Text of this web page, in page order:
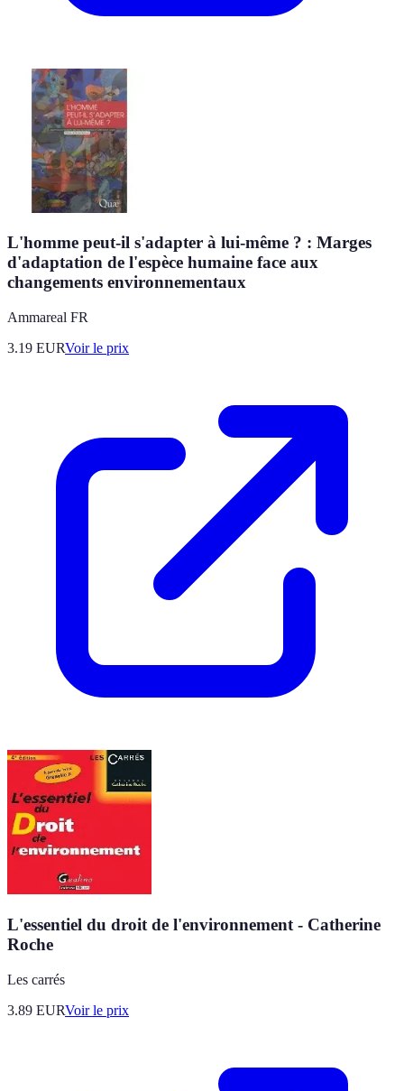
L'homme peut-il s'adapter à lui-même ? : Marges
d'adaptation de l'espèce humaine face aux
changements environnementaux
Ammareal FR
3.19 EURVoir le prix
L'essentiel du droit de l'environnement - Catherine
Roche
Les carrés
3.89 EURVoir le prix